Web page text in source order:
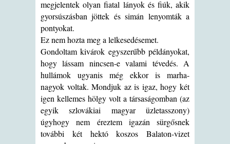
megjelentek olyan fiatal lányok és fiúk, akik
gyorsúszásban jöttek és simán lenyomták a
pontyokat.
Ez nem hozta meg a lelkesedésemet.
Gondoltam kivárok egyszerűbb példányokat,
hogy lássam nincsen-e valami tévedés. A
hullámok ugyanis még ekkor is marha-
nagyok voltak. Mondjuk az is igaz, hogy két
igen kellemes hölgy volt a társaságomban (az
egyik szlovákiai magyar üzletasszony)
úgyhogy nem éreztem igazán sürgősnek
további két hektó koszos Balaton-vizet